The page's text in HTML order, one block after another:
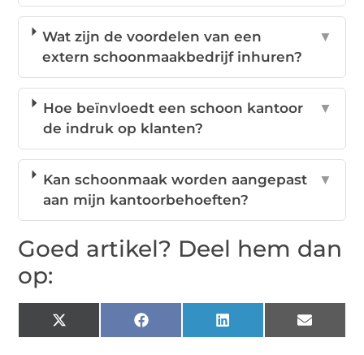
Wat zijn de voordelen van een
extern schoonmaakbedrijf inhuren?
▼
Hoe beïnvloedt een schoon kantoor
de indruk op klanten?
▼
Kan schoonmaak worden aangepast
aan mijn kantoorbehoeften?
▼
Goed artikel? Deel hem dan
op:
X
(Twitter)
Facebook LinkedIn Email